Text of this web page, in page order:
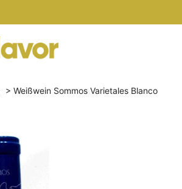
Weißwein Sommos Varietales Blanco